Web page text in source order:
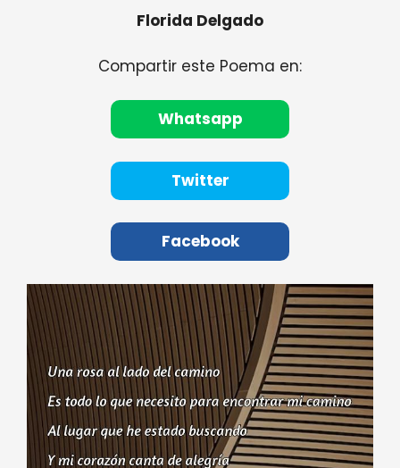
Florida Delgado
Compartir este Poema en:
Whatsapp
Twitter
Facebook